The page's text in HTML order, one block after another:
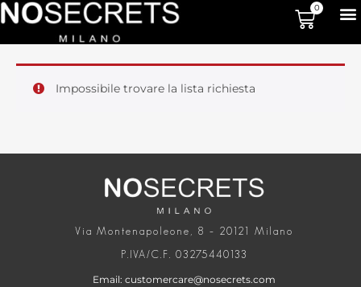
0
Impossibile trovare la lista richiesta
Via Montenapoleone, 8 – 20121 Milano
P.IVA/C.F. 03275440133
Email: customercare@nosecrets.com